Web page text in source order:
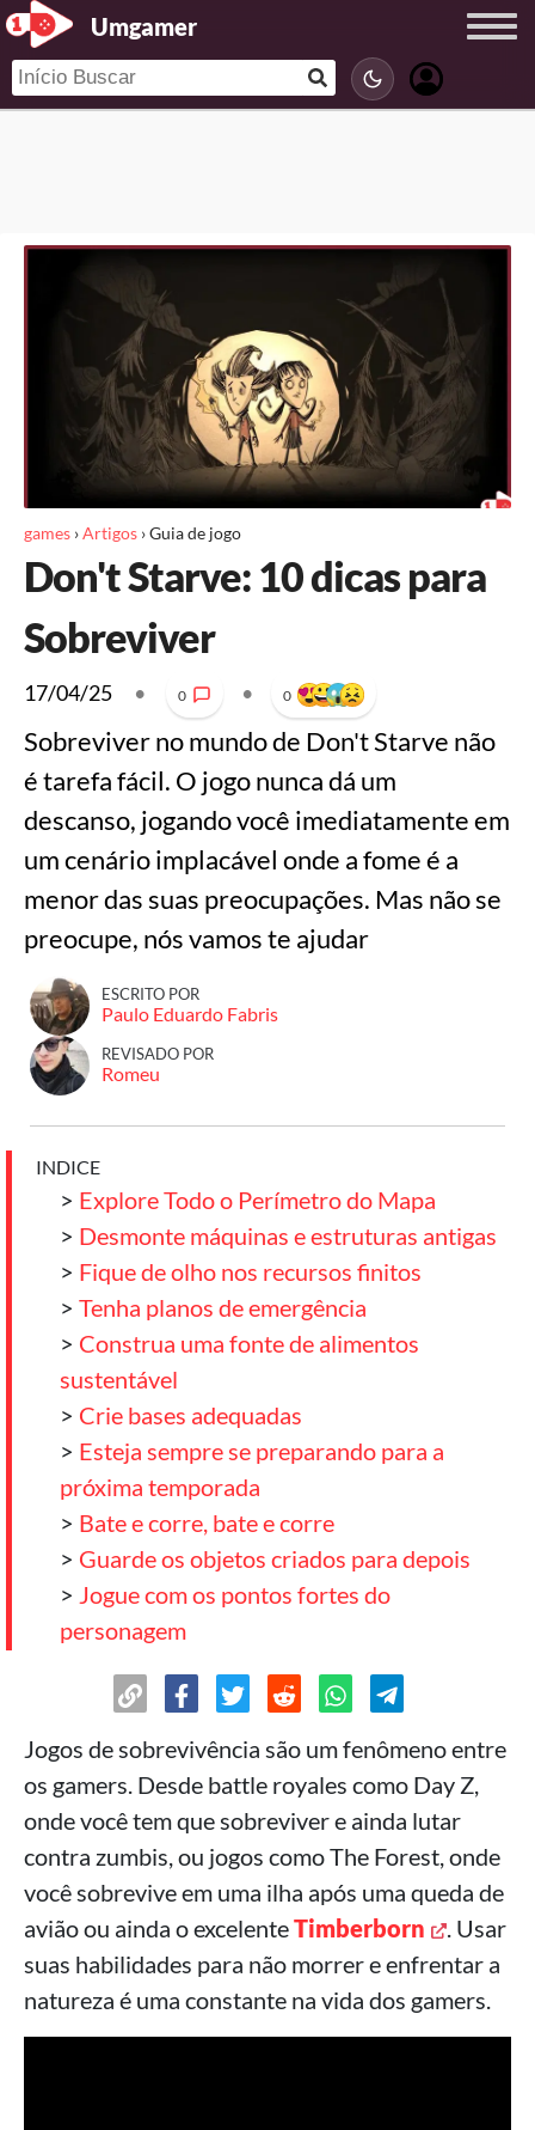
Umgamer
games ›Artigos ›Guia de jogo
Don't Starve: 10 dicas para
Sobreviver
17/04/25 • 0 • 0
Sobreviver no mundo de Don't Starve não
é tarefa fácil. O jogo nunca dá um
descanso, jogando você imediatamente em
um cenário implacável onde a fome é a
menor das suas preocupações. Mas não se
preocupe, nós vamos te ajudar
ESCRITO POR
Paulo Eduardo Fabris
REVISADO POR
Romeu
INDICE
> Explore Todo o Perímetro do Mapa
> Desmonte máquinas e estruturas antigas
> Fique de olho nos recursos finitos
> Tenha planos de emergência
> Construa uma fonte de alimentos
sustentável
> Crie bases adequadas
> Esteja sempre se preparando para a
próxima temporada
> Bate e corre, bate e corre
> Guarde os objetos criados para depois
> Jogue com os pontos fortes do
personagem
Jogos de sobrevivência são um fenômeno entre
os gamers. Desde battle royales como Day Z,
onde você tem que sobreviver e ainda lutar
contra zumbis, ou jogos como The Forest, onde
você sobrevive em uma ilha após uma queda de
avião ou ainda o excelenteTimberborn
. Usar
suas habilidades para não morrer e enfrentar a
natureza é uma constante na vida dos gamers.